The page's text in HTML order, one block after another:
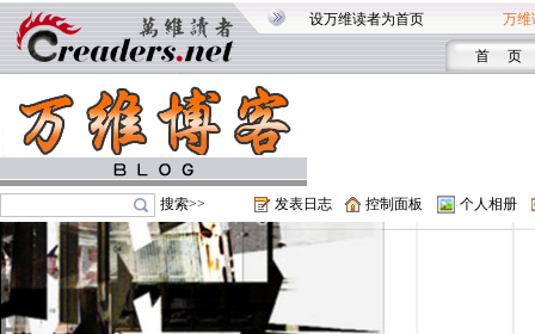
设万维读者为首页 万维
首 页
搜索>> 发表日志 控制面板 个人相册